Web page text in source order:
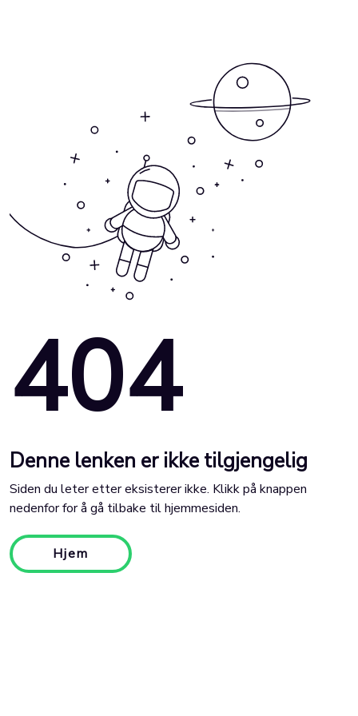
404
Denne lenken er ikke tilgjengelig
Siden du leter etter eksisterer ikke. Klikk på knappen
nedenfor for å gå tilbake til hjemmesiden.
Hjem